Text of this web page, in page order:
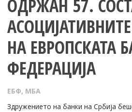
ОДРЖАН 57.
НА ЕВРОПСКАТА
ФЕДЕРАЦИЈА
ЕБФ, МБА
Здружението на банки на Србија